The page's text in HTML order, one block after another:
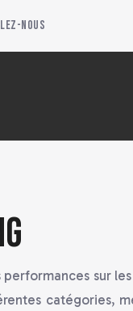
nous
performances sur
catégories,